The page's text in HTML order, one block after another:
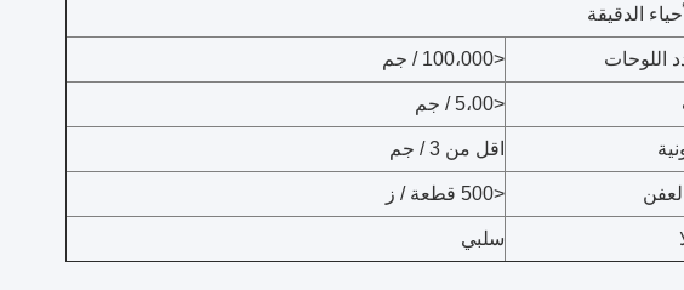
الدقيقة
اللوحات <100،000 / جم
<5،00 / جم
اقل من 3 / جم
<500 قطعة / ز
سلبي